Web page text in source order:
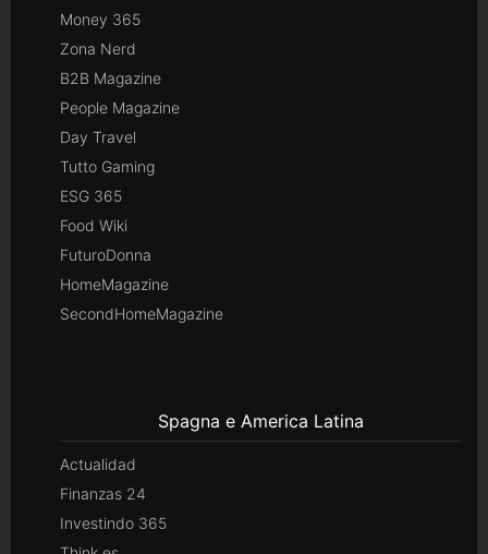
Money 365
Zona Nerd
B2B Magazine
People Magazine
Day Travel
Tutto Gaming
ESG 365
Food Wiki
FuturoDonna
HomeMagazine
SecondHomeMagazine
Spagna e America Latina
Actualidad
Finanzas 24
Investindo 365